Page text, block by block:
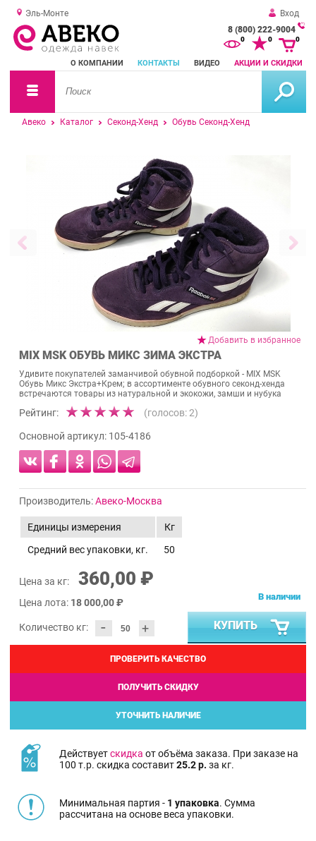
Эль-Монте
Вход
8 (800) 222-9004
О КОМПАНИИ КОНТАКТЫ ВИДЕО АКЦИИ И СКИДКИ
0 0 0
Авеко Каталог Секонд-Хенд Обувь Секонд-Хенд
Добавить в избранное
MIX MSK ОБУВЬ МИКС ЗИМА ЭКСТРА
Удивите покупателей заманчивой обувной подборкой - MIX MSK
Обувь Микс Экстра+Крем; в ассортименте обувного секонд-хенда
встречаются товары из натуральной и экокожи, замши и нубука
Рейтинг: (голосов:2)
Основной артикул: 105-4186
Производитель:Авеко-Москва
Единицы измерения
Кг
Средний вес упаковки, кг.
50
Цена за кг: 360,00 ₽
Цена лота: 18 000,00 ₽
Количество кг: - +
В наличии
КУПИТЬ
ПРОВЕРИТЬ КАЧЕСТВО
ПОЛУЧИТЬ СКИДКУ
УТОЧНИТЬ НАЛИЧИЕ
Действуетскидка от объёма заказа. При заказе на
100 т.р. скидка составит25.2 р. за кг.
Минимальная партия - 1 упаковка. Сумма
рассчитана на основе веса упаковки.